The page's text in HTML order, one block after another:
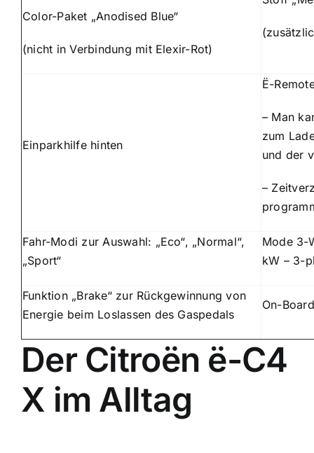
Color-Paket „Anodised Blue“
(nicht in Verbindung mit Elexir-Rot)
Einparkhilfe hinten
Ë-
– Man
zum
und der
–
Fahr-Modi zur Auswahl: „Eco“, „Normal“,
„Sport“
Mode 3-
kW – 3-
Funktion „Brake“ zur Rückgewinnung von
Energie beim Loslassen des Gaspedals
On-
Der Citroën ë-C4
X im Alltag